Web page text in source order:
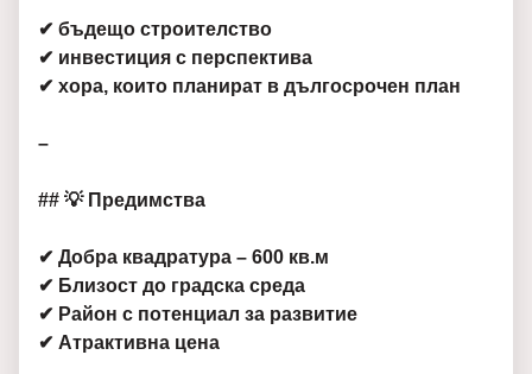
✔ бъдещо строителство
✔ инвестиция с перспектива
✔ хора, които планират в дългосрочен план
–
## 💡 Предимства
✔ Добра квадратура – 600 кв.м
✔ Близост до градска среда
✔ Район с потенциал за развитие
✔ Атрактивна цена